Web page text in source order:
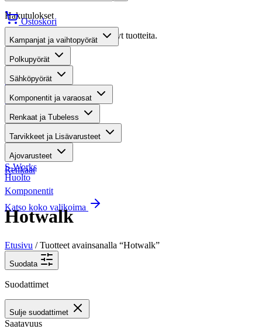
Hakutulokset
Valitettavasti haullasi ei löytynyt tuotteita.
Suositut osastot
Gravel-pyörät
Maastosähköpyörät
Kaupunkisähköpyörät
Renkaat
Komponentit
Katso koko valikoima
Ostoskori
Kampanjat ja vaihtopyörät
Polkupyörät
Sähköpyörät
Komponentit ja varaosat
Renkaat ja Tubeless
Tarvikkeet ja Lisävarusteet
Ajovarusteet
S-Works
Huolto
Hotwalk
Etusivu / Tuotteet avainsanalla “Hotwalk”
Suodata
Suodattimet
Sulje suodattimet
Saatavuus